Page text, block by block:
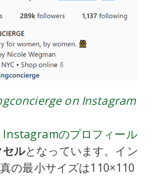
on Instagram
Instagramのプロフィール
ルとなっています。イン
の最小サイズは110×110